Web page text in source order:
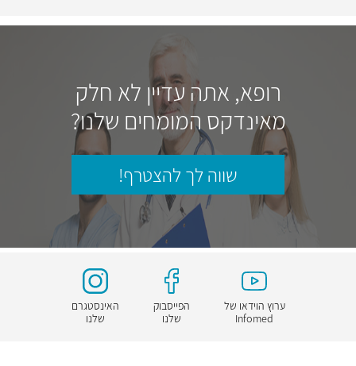
רופא, אתה עדיין לא חלק
מאינדקס המומחים שלנו?
שווה לך להצטרף!
ערוץ הוידאו של
Infomed
הפייסבוק
שלנו
האינסטגרם
שלנו